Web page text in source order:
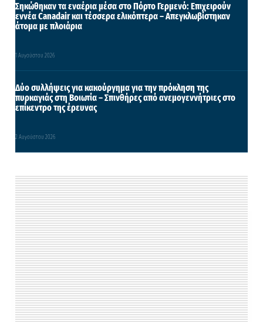
Σηκώθηκαν τα εναέρια μέσα στο Πόρτο Γερμενό: Επιχειρούν
εννέα Canadair και τέσσερα ελικόπτερα – Απεγκλωβίστηκαν
άτομα με πλοιάρια
1 Αυγούστου 2026
Δύο συλλήψεις για κακούργημα για την πρόκληση της
πυρκαγιάς στη Βοιωτία – Σπινθήρες από ανεμογεννήτριες στο
επίκεντρο της έρευνας
2 Αυγούστου 2026